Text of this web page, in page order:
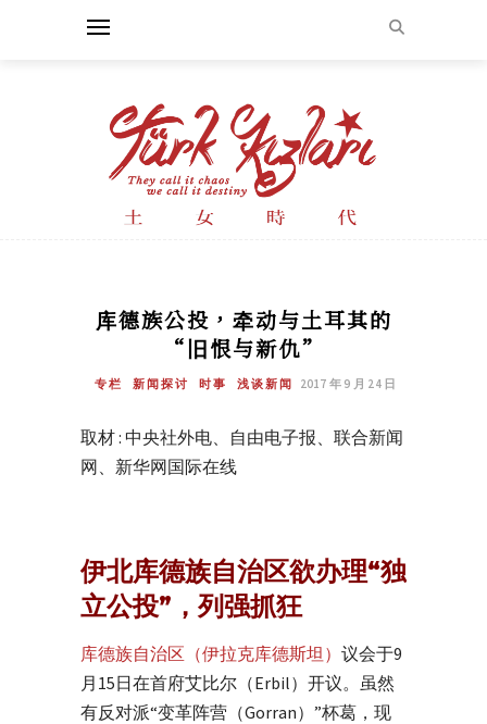
库德族公投，牵动与土耳其的
“旧恨与新仇”
专栏 新闻探讨 时事 浅谈新闻 2017 年 9 月 24 日
取材 : 中央社外电、自由电子报、联合新闻
网、新华网国际在线
伊北库德族自治区欲办理“独
立公投”，列强抓狂
库德族自治区（伊拉克库德斯坦） 议会于9
月15日在首府艾比尔（Erbil）开议。虽然
有反对派“变革阵营（Gorran）”杯葛，现